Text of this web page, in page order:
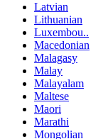
Latvian
Lithuanian
Luxembou..
Macedonian
Malagasy
Malay
Malayalam
Maltese
Maori
Marathi
Mongolian